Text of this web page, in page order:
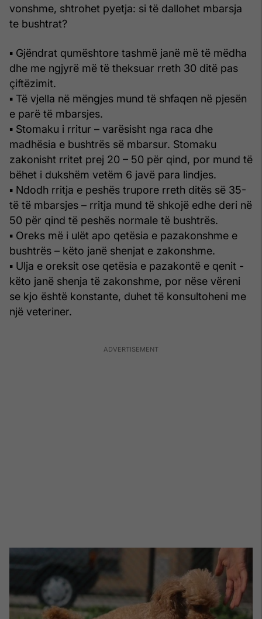
vonshme, shtrohet pyetja: si të dallohet mbarsja
te bushtrat?
▪ Gjëndrat qumështore tashmë janë më të mëdha
dhe me ngjyrë më të theksuar rreth 30 ditë pas
çiftëzimit.
▪ Të vjella në mëngjes mund të shfaqen në pjesën
e parë të mbarsjes.
▪ Stomaku i rritur – varësisht nga raca dhe
madhësia e bushtrës së mbarsur. Stomaku
zakonisht rritet prej 20 – 50 për qind, por mund të
bëhet i dukshëm vetëm 6 javë para lindjes.
▪ Ndodh rritja e peshës trupore rreth ditës së 35-
të të mbarsjes – rritja mund të shkojë edhe deri në
50 për qind të peshës normale të bushtrës.
▪ Oreks më i ulët apo qetësia e pazakonshme e
bushtrës – këto janë shenjat e zakonshme.
▪ Ulja e oreksit ose qetësia e pazakontë e qenit -
këto janë shenja të zakonshme, por nëse vëreni
se kjo është konstante, duhet të konsultoheni me
një veteriner.